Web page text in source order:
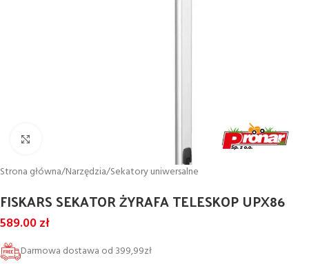
Strona główna/Narzędzia/Sekatory uniwersalne
FISKARS SEKATOR ŻYRAFA TELESKOP UPX86
589.00zł
Darmowa dostawa od 399,99zł